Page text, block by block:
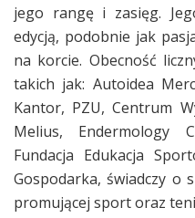
jego rangę i zasięg.
edycją, podobnie jak
na korcie. Obecność
takich jak: Autoidea
Kantor, PZU, Centrum
Melius, Endermology
Fundacja Edukacja
Gospodarka, świadczy o
promującej sport oraz